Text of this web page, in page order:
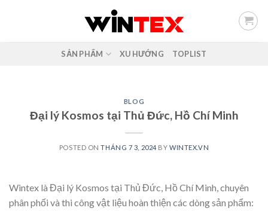
SẢN PHẨM XU HƯỚNG TOPLIST
BLOG
Đại lý Kosmos tại Thủ Đức, Hồ Chí Minh
POSTED ONTHÁNG 7 3, 2024 BYWINTEX.VN
Wintex là Đại lý Kosmos tại Thủ Đức, Hồ Chí Minh, chuyên
phân phối và thi công vật liệu hoàn thiện các dòng sản phẩm: